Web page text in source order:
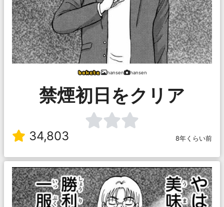
hansen hansen
禁煙初日をクリア
34,803 8年くらい前